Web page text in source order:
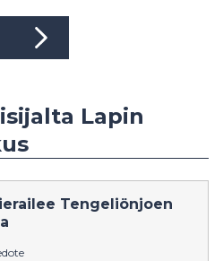
Lapin
Tengeliönjoen